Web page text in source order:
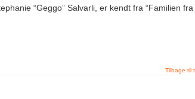
“Geggo” Salvarli, er kendt fra “Familien fra